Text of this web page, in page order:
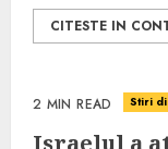
CITESTE IN
2 MIN READ Stiri
Israelul a